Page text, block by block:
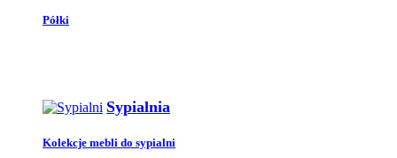
Półki
Sypialnia
Kolekcje mebli do sypialni